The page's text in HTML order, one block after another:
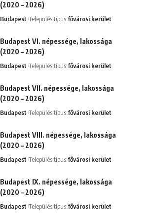
(2020 – 2026)
Budapest Település típus:fővárosi kerület
Budapest VI. népessége, lakossága
(2020 – 2026)
Budapest Település típus:fővárosi kerület
Budapest VII. népessége, lakossága
(2020 – 2026)
Budapest Település típus:fővárosi kerület
Budapest VIII. népessége, lakossága
(2020 – 2026)
Budapest Település típus:fővárosi kerület
Budapest IX. népessége, lakossága
(2020 – 2026)
Budapest Település típus:fővárosi kerület